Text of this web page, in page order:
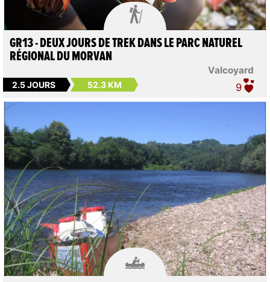

Valcoyard
GR13 - DEUX JOURS DE TREK DANS LE PARC NATUREL
RÉGIONAL DU MORVAN
2.5 JOURS 52.3 KM 9
